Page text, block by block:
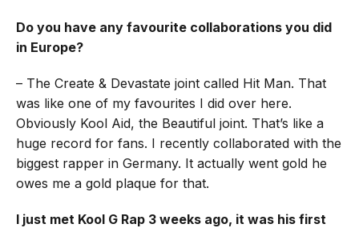
Do you have any favourite collaborations you did
in Europe?
– The Create & Devastate joint called Hit Man. That
was like one of my favourites I did over here.
Obviously Kool Aid, the Beautiful joint. That’s like a
huge record for fans. I recently collaborated with the
biggest rapper in Germany. It actually went gold he
owes me a gold plaque for that.
I just met Kool G Rap 3 weeks ago, it was his first